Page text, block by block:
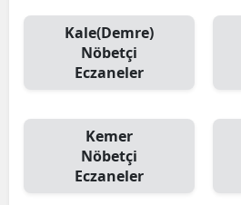
Kale(Demre)
Nöbetçi
Eczaneler
Kemer
Nöbetçi
Eczaneler